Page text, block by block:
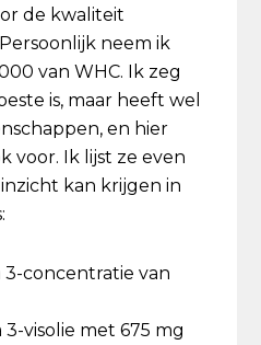
de kwaliteit
neem ik
van WHC. Ik zeg
is, maar heeft wel
en hier
voor. Ik lijst ze even
kan krijgen in
3-concentratie van
visolie met 675 mg